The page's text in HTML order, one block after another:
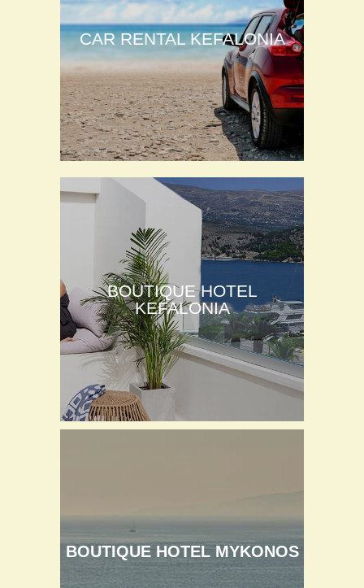
CAR RENTAL KEFALONIA
BOUTIQUE HOTEL
KEFALONIA
BOUTIQUE HOTEL MYKONOS